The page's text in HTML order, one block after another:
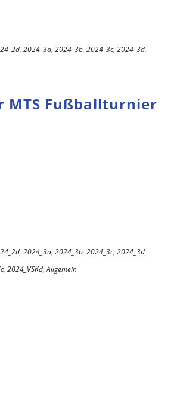
, 2024_3a, 2024_3b, 2024_3c, 2024_3d,
MTS Fußballturnier
, 2024_3a, 2024_3b, 2024_3c, 2024_3d,
, 2024_VSKd,Allgemein